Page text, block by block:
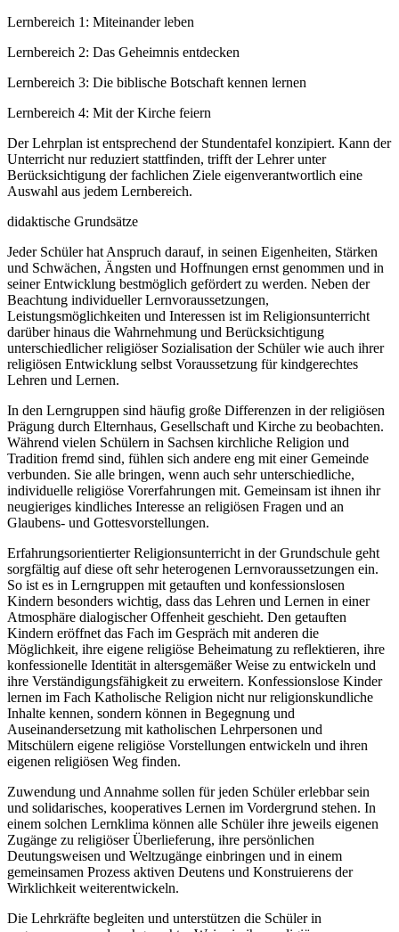
Lernbereich 1: Miteinander leben
Lernbereich 2: Das Geheimnis entdecken
Lernbereich 3: Die biblische Botschaft kennen lernen
Lernbereich 4: Mit der Kirche feiern
Der Lehrplan ist entsprechend der Stundentafel konzipiert. Kann der
Unterricht nur reduziert stattfinden, trifft der Lehrer unter
Berücksichtigung der fachlichen Ziele eigenverantwortlich eine
Auswahl aus jedem Lernbereich.
didaktische Grundsätze
Jeder Schüler hat Anspruch darauf, in seinen Eigenheiten, Stärken
und Schwächen, Ängsten und Hoffnungen ernst genommen und in
seiner Entwicklung bestmöglich gefördert zu werden. Neben der
Beachtung individueller Lernvoraussetzungen,
Leistungsmöglichkeiten und Interessen ist im Religionsunterricht
darüber hinaus die Wahrnehmung und Berücksichtigung
unterschiedlicher religiöser Sozialisation der Schüler wie auch ihrer
religiösen Entwicklung selbst Voraussetzung für kindgerechtes
Lehren und Lernen.
In den Lerngruppen sind häufig große Differenzen in der religiösen
Prägung durch Elternhaus, Gesellschaft und Kirche zu beobachten.
Während vielen Schülern in Sachsen kirchliche Religion und
Tradition fremd sind, fühlen sich andere eng mit einer Gemeinde
verbunden. Sie alle bringen, wenn auch sehr unterschiedliche,
individuelle religiöse Vorerfahrungen mit. Gemeinsam ist ihnen ihr
neugieriges kindliches Interesse an religiösen Fragen und an
Glaubens- und Gottesvorstellungen.
Erfahrungsorientierter Religionsunterricht in der Grundschule geht
sorgfältig auf diese oft sehr heterogenen Lernvoraussetzungen ein.
So ist es in Lerngruppen mit getauften und konfessionslosen
Kindern besonders wichtig, dass das Lehren und Lernen in einer
Atmosphäre dialogischer Offenheit geschieht. Den getauften
Kindern eröffnet das Fach im Gespräch mit anderen die
Möglichkeit, ihre eigene religiöse Beheimatung zu reflektieren, ihre
konfessionelle Identität in altersgemäßer Weise zu entwickeln und
ihre Verständigungsfähigkeit zu erweitern. Konfessionslose Kinder
lernen im Fach Katholische Religion nicht nur religionskundliche
Inhalte kennen, sondern können in Begegnung und
Auseinandersetzung mit katholischen Lehrpersonen und
Mitschülern eigene religiöse Vorstellungen entwickeln und ihren
eigenen religiösen Weg finden.
Zuwendung und Annahme sollen für jeden Schüler erlebbar sein
und solidarisches, kooperatives Lernen im Vordergrund stehen. In
einem solchen Lernklima können alle Schüler ihre jeweils eigenen
Zugänge zu religiöser Überlieferung, ihre persönlichen
Deutungsweisen und Weltzugänge einbringen und in einem
gemeinsamen Prozess aktiven Deutens und Konstruierens der
Wirklichkeit weiterentwickeln.
Die Lehrkräfte begleiten und unterstützen die Schüler in